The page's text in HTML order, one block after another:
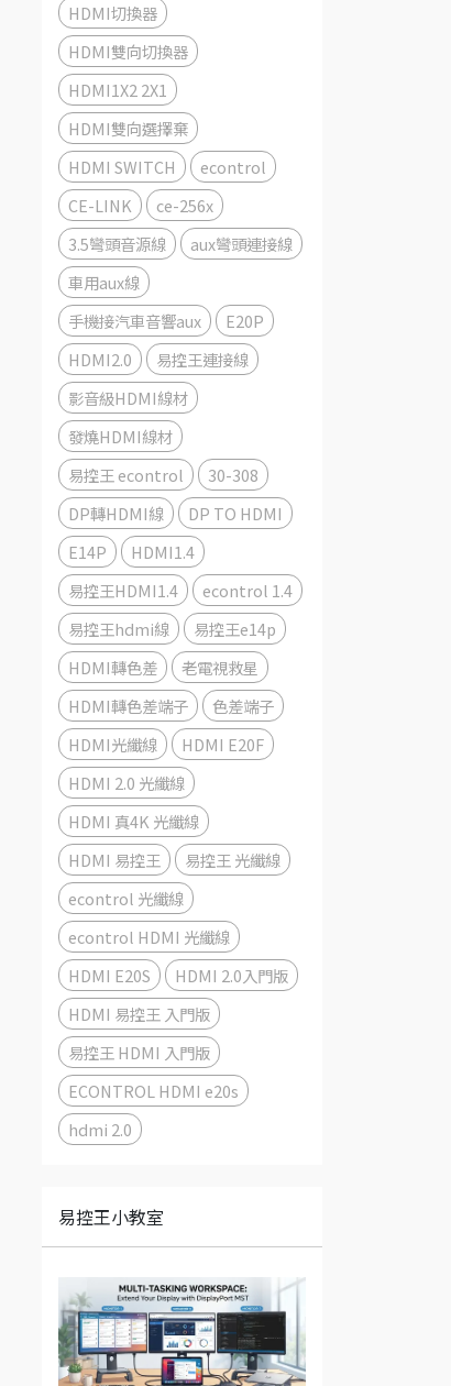
HDMI切換器
HDMI雙向切換器
HDMI1X2 2X1
HDMI雙向選擇棄
HDMI SWITCH
econtrol
CE-LINK
ce-256x
3.5彎頭音源線
aux彎頭連接線
車用aux線
手機接汽車音響aux
E20P
HDMI2.0
易控王連接線
影音級HDMI線材
發燒HDMI線材
易控王 econtrol
30-308
DP轉HDMI線
DP TO HDMI
E14P
HDMI1.4
易控王HDMI1.4
econtrol 1.4
易控王hdmi線
易控王e14p
HDMI轉色差
老電視救星
HDMI轉色差端子
色差端子
HDMI光纖線
HDMI E20F
HDMI 2.0 光纖線
HDMI 真4K 光纖線
HDMI 易控王
易控王 光纖線
econtrol 光纖線
econtrol HDMI 光纖線
HDMI E20S
HDMI 2.0入門版
HDMI 易控王 入門版
易控王 HDMI 入門版
ECONTROL HDMI e20s
hdmi 2.0
易控王小教室